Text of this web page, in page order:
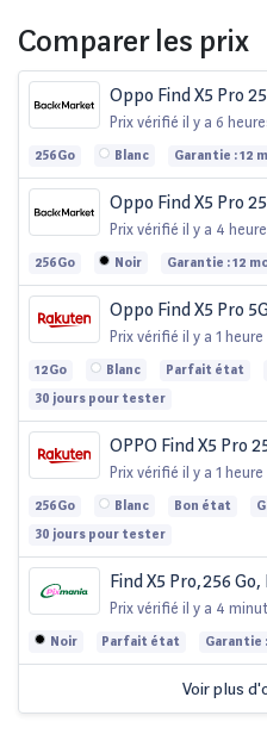
Comparer les prix
Oppo Find X5 Pro
Débloqué
Prix vérifié il y a 6
256Go Blanc Garantie : 12
Oppo Find X5 Pro
Débloqué - Dual-
Prix vérifié il y a 4
256Go Noir Garantie : 12
Oppo Find X5 Pro
Blanc (Blanc
CPH2305
Prix vérifié il y a 1 heure
12Go Blanc Parfait état
30 jours pour tester
OPPO Find X5 Pro
céramique
Prix vérifié il y a 1 heure
256Go Blanc Bon état
30 jours pour tester
Find X5 Pro,256
Excellent état
Prix vérifié il y a 4
Noir Parfait état Garantie
Voir plus